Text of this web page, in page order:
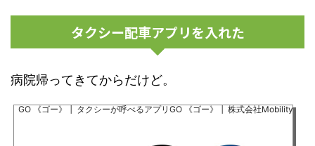
タクシー配車アプリを入れた
病院帰ってきてからだけど。
GO 《ゴー》 │ タクシーが呼べるアプリGO 《ゴー》 │ 株式会社Mobility